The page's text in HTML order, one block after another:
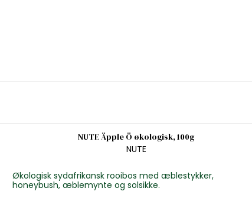
NUTE Äpple Ö økologisk, 100g
NUTE
Økologisk sydafrikansk rooibos med æblestykker,
honeybush, æblemynte og solsikke.